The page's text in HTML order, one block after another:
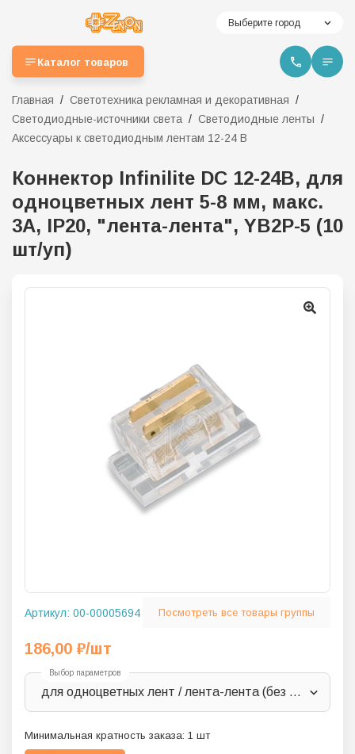
Выберите город
Каталог товаров
Главная
Светотехника рекламная и декоративная
Светодиодные-источники света
Светодиодные ленты
Аксессуары к светодиодным лентам 12-24 В
Коннектор Infinilite DC 12-24В, для
одноцветных лент 5-8 мм, макс.
3А, IP20, "лента-лента", YB2P-5 (10
шт/уп)
Артикул: 00-00005694 Посмотреть все товары группы
186,00 ₽/шт
Выбор параметров
для одноцветных лент / лента-лента (без провода) /
Минимальная кратность заказа: 1 шт